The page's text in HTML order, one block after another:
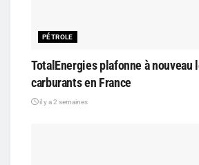
PÉTROLE
TotalEnergies plafonne à nouveau
carburants en France
il y a 2 semaines